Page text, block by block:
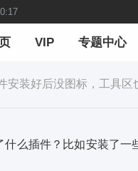
VIP 专题中心
安装好后没图标，工具区
么插件？比如安装了一